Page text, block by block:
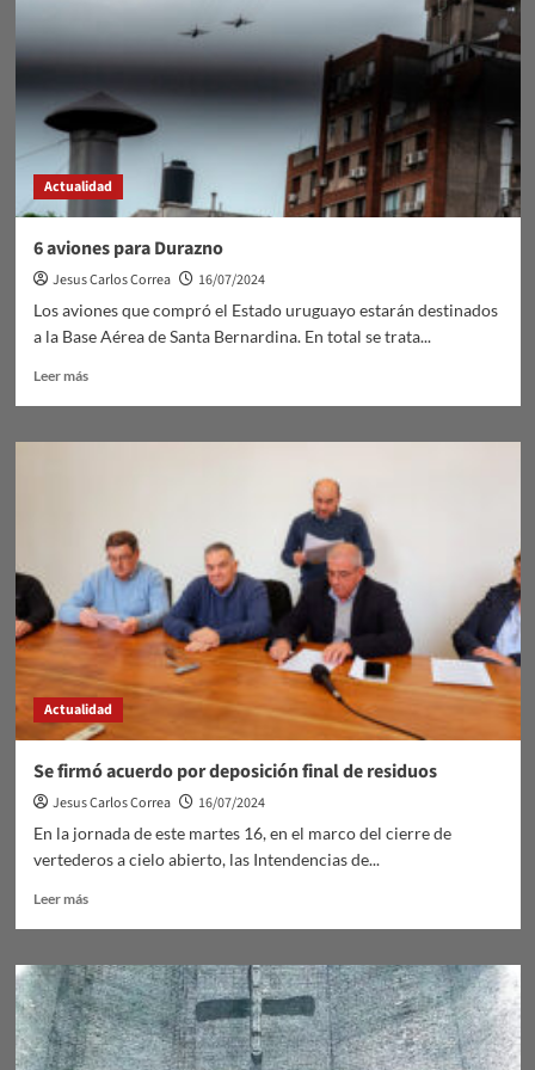
Actualidad
6 aviones para Durazno
Jesus Carlos Correa
16/07/2024
Los aviones que compró el Estado uruguayo estarán destinados
a la Base Aérea de Santa Bernardina. En total se trata...
Leer másLeer
6
Actualidad
Se firmó acuerdo por deposición final de residuos
Jesus Carlos Correa
16/07/2024
En la jornada de este martes 16, en el marco del cierre de
vertederos a cielo abierto, las Intendencias de...
Leer másLeer
Se
firmó
acuerdo
por
deposición